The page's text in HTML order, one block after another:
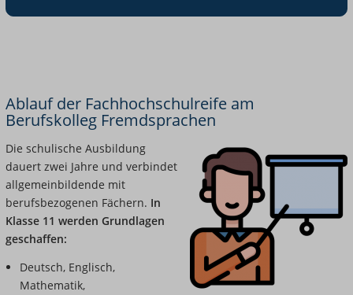
Ablauf der Fachhochschulreife am
Berufskolleg Fremdsprachen
Die schulische Ausbildung
dauert zwei Jahre und verbindet
allgemeinbildende mit
berufsbezogenen Fächern. In
Klasse 11 werden Grundlagen
geschaffen:
Deutsch, Englisch,
Mathematik,